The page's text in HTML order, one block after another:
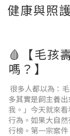
健康與照
🩸【毛孩
嗎？】
很多人都以為：
多其實是飼主養
我。」今天就來
行為。如果大自
行榜。第一宗案